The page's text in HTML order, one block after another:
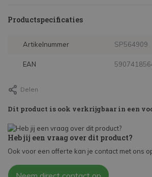
Productspecificaties
Artikelnummer SP564909
EAN
Delen
Dit product is ook verkrijgbaar in een
Heb jij een vraag over dit product?
Ook voor een offerte kan je contact met ons